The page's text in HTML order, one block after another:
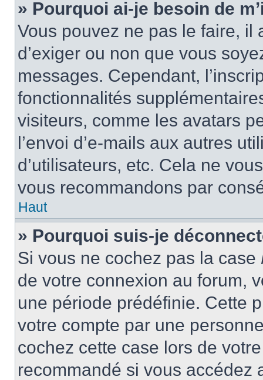
» Pourquoi ai-je besoin de
Vous pouvez ne pas le faire, il
d’exiger ou non que vous
messages. Cependant,
fonctionnalités
visiteurs, comme les avatars
l’envoi d’e-mails aux autres
d’utilisateurs, etc. Cela ne
vous recommandons par
Haut
» Pourquoi suis-je
Si vous ne cochez pas la case
de votre connexion au forum,
une période prédéfinie. Cette
votre compte par une
cochez cette case lors de
recommandé si vous accédez